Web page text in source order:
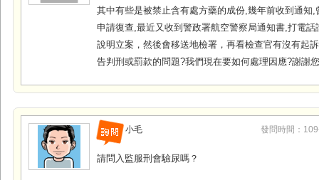
其中有些是被禁止含有處方藥的成份,幾年前收到通知,
申請復查,最近又收到警政署航空警察局通知書,打電話
說明立案，然後會移送地檢署，再看檢查官有沒有起
告判刑或罰款的問題?我們現在要如何處理因應?謝謝
小毛 發問時間：
請問入監服刑會驗尿嗎？